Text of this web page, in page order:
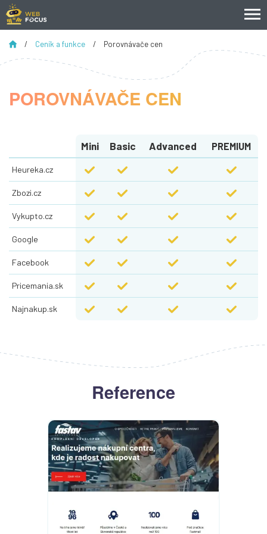
POROVNÁVAČE CEN
/ Ceník a funkce / Porovnávače cen
Mini Basic Advanced PREMIUM
Heureka.cz
Zbozi.cz
Vykupto.cz
Google
Facebook
Pricemania.sk
Najnakup.sk
Reference